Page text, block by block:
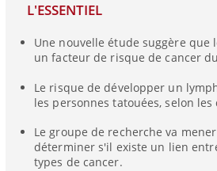
L'ESSENTIEL
Une nouvelle étude suggère
un facteur de risque de cancer
Le risque de développer un
les personnes tatouées, selon les
Le groupe de recherche va
déterminer s'il existe un lien
types de cancer.
Comment oublier les
écrans en vacances ?
Toujours connectés :
empiète de plus en plus
sur nos soirées